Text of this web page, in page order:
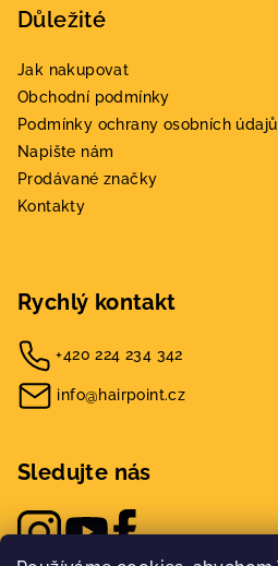
Důležité
Jak nakupovat
Obchodní podmínky
Podmínky ochrany osobních údajů
Napište nám
Prodávané značky
Kontakty
Rychlý kontakt
+420 224 234 342
info@hairpoint.cz
Sledujte nás